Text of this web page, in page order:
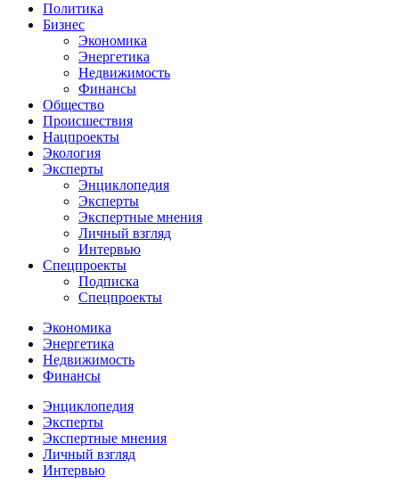
Политика
Бизнес
Экономика
Энергетика
Недвижимость
Финансы
Общество
Происшествия
Нацпроекты
Экология
Эксперты
Энциклопедия
Эксперты
Экспертные мнения
Личный взгляд
Интервью
Спецпроекты
Подписка
Спецпроекты
Экономика
Энергетика
Недвижимость
Финансы
Энциклопедия
Эксперты
Экспертные мнения
Личный взгляд
Интервью